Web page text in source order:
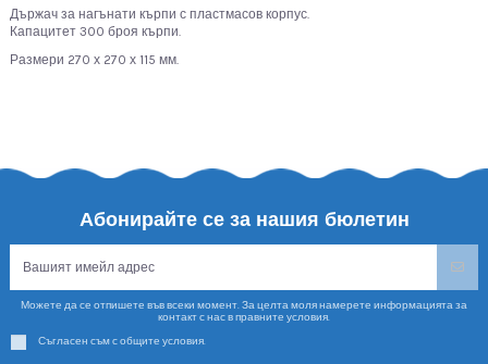
Държач за нагънати кърпи с пластмасов корпус.
Капацитет 300 броя кърпи.
Размери 270 х 270 х 115 мм.
Абонирайте се за нашия бюлетин
Можете да се отпишете във всеки момент. За целта моля намерете информацията за
контакт с нас в правните условия.
Съгласен съм с общите условия.